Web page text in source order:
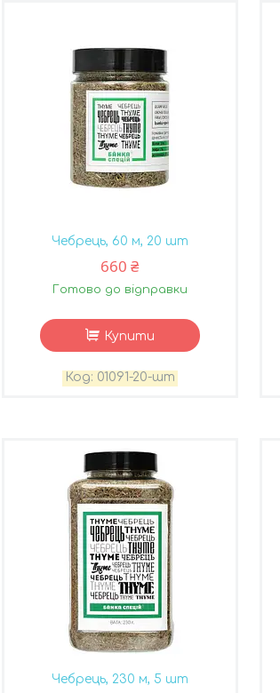
Чебрець, 60 м, 20 шт
660 ₴
Готово до відправки
Купити
01091-20-шт
Чебрець, 230 м, 5 шт